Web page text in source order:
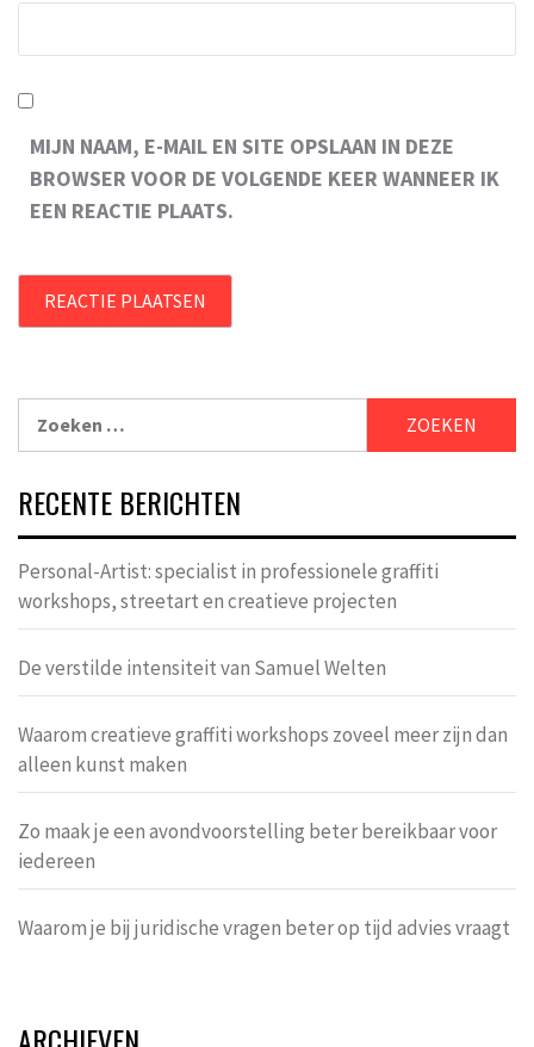
MIJN NAAM, E-MAIL EN SITE OPSLAAN IN DEZE
BROWSER VOOR DE VOLGENDE KEER WANNEER IK
EEN REACTIE PLAATS.
naar:
RECENTE BERICHTEN
Personal-Artist: specialist in professionele graffiti
workshops, streetart en creatieve projecten
De verstilde intensiteit van Samuel Welten
Waarom creatieve graffiti workshops zoveel meer zijn dan
alleen kunst maken
Zo maak je een avondvoorstelling beter bereikbaar voor
iedereen
Waarom je bij juridische vragen beter op tijd advies vraagt